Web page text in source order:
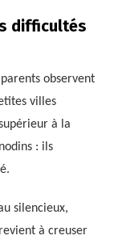
difficultés
observent
villes
à la
: ils
silencieux,
à creuser